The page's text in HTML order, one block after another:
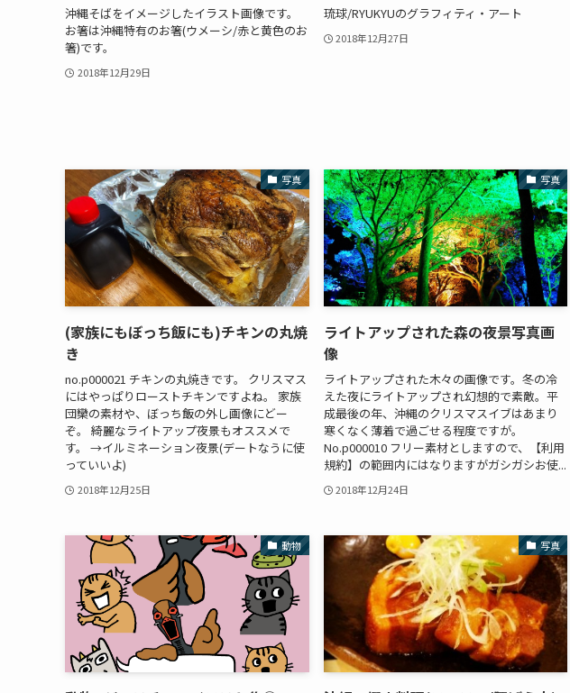
沖縄そばをイメージしたイラスト画像です。
お箸は沖縄特有のお箸(ウメーシ/赤と黄色のお
箸)です。
2018年12月29日
琉球/RYUKYUのグラフィティ・アート
2018年12月27日
写真
(家族にもぼっち飯にも)チキンの丸焼
き
no.p000021 チキンの丸焼きです。 クリスマス
にはやっぱりローストチキンですよね。 家族
団欒の素材や、ぼっち飯の外し画像にどー
ぞ。 綺麗なライトアップ夜景もオススメで
す。 →イルミネーション夜景(デートなうに使
っていいよ)
2018年12月25日
写真
ライトアップされた森の夜景写真画
像
ライトアップされた木々の画像です。冬の冷
えた夜にライトアップされ幻想的で素敵。平
成最後の年、沖縄のクリスマスイブはあまり
寒くなく薄着で過ごせる程度ですが。
No.p000010 フリー素材としますので、【利用
規約】の範囲内にはなりますがガシガシお使...
2018年12月24日
動物 写真